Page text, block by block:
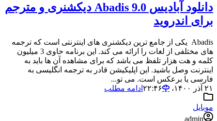
دانلود آبادیس Abadis 9.0 دیکشنری و مترجم
برای اندروید
Abadis یکی از جامع ترین دیکشنری های اینترنتی است که ترجمه
های مختلفی از لغات را ارائه می کند. این برنامه حاوی 3 میلیون
کلمه و هت هزار تلفظ می باشد که برای مشاهده آن ها باید به
اینترنت وصل باشید. این اپلیکیشن قادر به ترجمه انگلیسی به
فارسی یا برعکس است. می تو...
۲۱ آذر ۱۴۰۰،‏ ۲۲:۴۶
ادامه مطلب
موبایل
admin